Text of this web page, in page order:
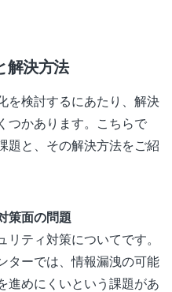
解決方法
を検討するにあたり、解決
つかあります。こちらで
題と、その解決方法をご紹
策面の問題
ティ対策についてです。
ターでは、情報漏洩の可能
進めにくいという課題があ